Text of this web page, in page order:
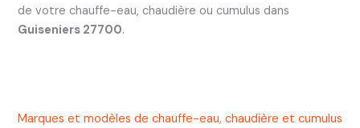
de votre chauffe-eau, chaudière ou cumulus dans
Guiseniers 27700.
Marques et modèles de chauffe-eau, chaudière et cumulus